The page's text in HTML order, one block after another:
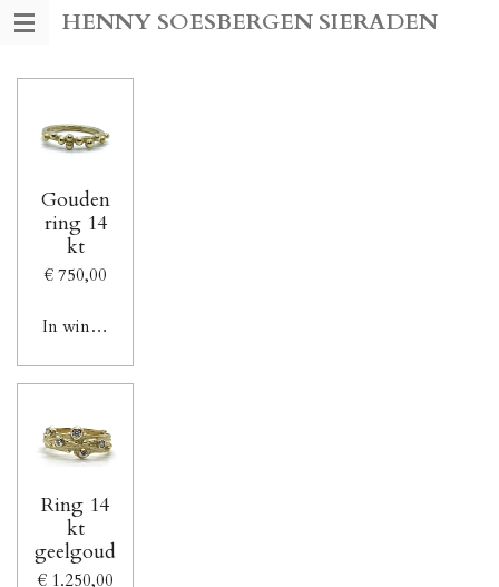
Ga
hoofdinhoud
HENNY SOESBERGEN SIERADEN
Gouden
ring 14
kt
€ 750,00
In winkelwagen
Ring 14
kt
geelgoud
€ 1.250,00